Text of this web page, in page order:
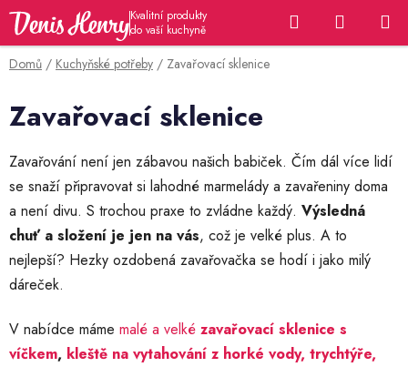
Přejít
obsah
Hledat
KOŠÍK
Domů / Kuchyňské potřeby / Zavařovací sklenice
Zavařovací sklenice
Zavařování není jen zábavou našich babiček. Čím dál více lidí
se snaží připravovat si lahodné marmelády a zavařeniny doma
a není divu. S trochou praxe to zvládne každý. Výsledná
chuť a složení je jen na vás, což je velké plus. A to
nejlepší? Hezky ozdobená zavařovačka se hodí i jako milý
dáreček.
V nabídce máme malé a velké zavařovací sklenice s
víčkem, kleště na vytahování z horké vody, trychtýře,